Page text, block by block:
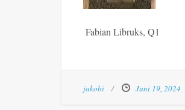
Fabian Libruks, Q1
jakobi Juni 19, 2024